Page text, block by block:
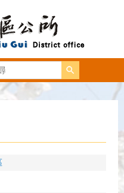
搜尋